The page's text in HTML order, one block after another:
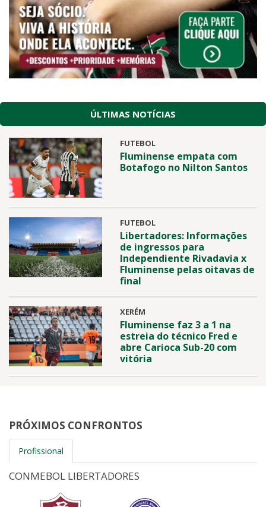
ÚLTIMAS NOTÍCIAS
FUTEBOL
Fluminense empata com
Botafogo no Nilton Santos
FUTEBOL
Libertadores: Informações
de ingressos para
Independiente Rivadavia x
Fluminense pelas oitavas de
final
XERÉM
Fluminense faz 3 a 1 na
estreia do técnico Fred e
abre Carioca Sub-20 com
vitória
PRÓXIMOS CONFRONTOS
Profissional
CONMEBOL LIBERTADORES